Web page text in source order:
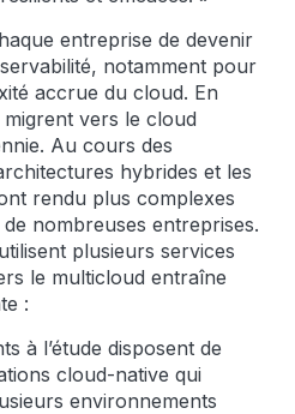
entreprise de devenir
notamment pour
accrue du cloud. En
vers le cloud
Au cours des
hybrides et les
rendu plus complexes
nombreuses entreprises.
plusieurs services
le multicloud entraîne
:
à l’étude disposent de
cloud-native qui
environnements